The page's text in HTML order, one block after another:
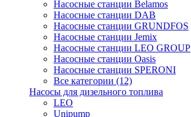
Насосные станции Belamos
Насосные станции DAB
Насосные станции GRUNDFOS
Насосные станции Jemix
Насосные станции LEO GROUP
Насосные станции Oasis
Насосные станции SPERONI
Все категории (12)
Насосы для дизельного топлива
LEO
Unipump